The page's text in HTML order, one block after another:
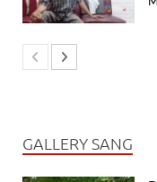
GALLERY SANG